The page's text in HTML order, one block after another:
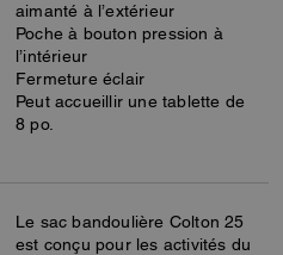
aimanté à l’extérieur
Poche à bouton pression à
l’intérieur
Fermeture éclair
Peut accueillir une tablette de
8 po.
Le sac bandoulière Colton 25
est conçu pour les activités du